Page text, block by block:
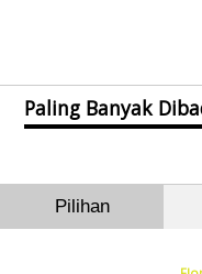
Paling Banyak
Pilihan